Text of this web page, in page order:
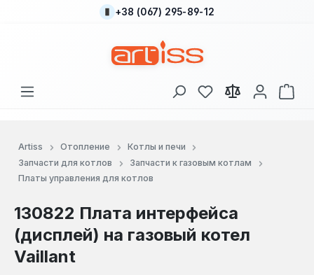
Перейти к основному содержанию
+38 (067) 295-89-12
У вас есть товары
В
Artiss Отопление
Котлы и печи
Запчасти для котлов
Запчасти к газовым котлам
Платы управления для котлов
130822 Плата интерфейса
(дисплей) на газовый котел
Vaillant